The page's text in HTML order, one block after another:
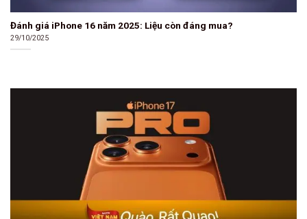
Đánh giá iPhone 16 năm 2025: Liệu còn đáng mua?
29/10/2025